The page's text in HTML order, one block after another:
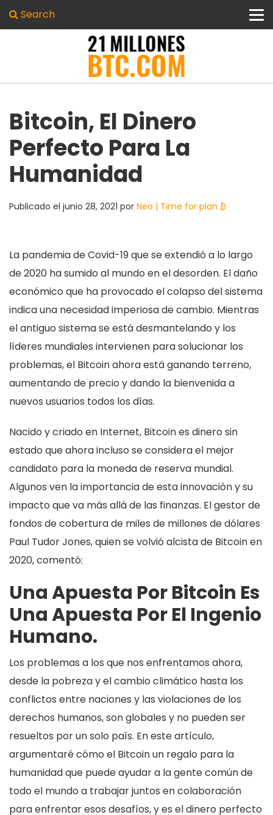
Search
Bitcoin, El Dinero
Perfecto Para La
Humanidad
Publicado el junio 28, 2021 por Neo | Time for plan ₿
La pandemia de Covid-19 que se extendió a lo largo
de 2020 ha sumido al mundo en el desorden. El daño
económico que ha provocado el colapso del sistema
indica una necesidad imperiosa de cambio. Mientras
el antiguo sistema se está desmantelando y los
líderes mundiales intervienen para solucionar los
problemas, el Bitcoin ahora está ganando terreno,
aumentando de precio y dando la bienvenida a
nuevos usuarios todos los días.
Nacido y criado en Internet, Bitcoin es dinero sin
estado que ahora incluso se considera el mejor
candidato para la moneda de reserva mundial.
Algunos ven la importancia de esta innovación y su
impacto que va más allá de las finanzas. El gestor de
fondos de cobertura de miles de millones de dólares
Paul Tudor Jones, quien se volvió alcista de Bitcoin en
2020, comentó:
Una Apuesta Por Bitcoin Es
Una Apuesta Por El Ingenio
Humano.
Los problemas a los que nos enfrentamos ahora,
desde la pobreza y el cambio climático hasta los
conflictos entre naciones y las violaciones de los
derechos humanos, son globales y no pueden ser
resueltos por un solo país. En este artículo,
argumentaré cómo el Bitcoin un regalo para la
humanidad que puede ayudar a la gente común de
todo el mundo a trabajar juntos en colaboración
para enfrentar esos desafíos, y es el dinero perfecto